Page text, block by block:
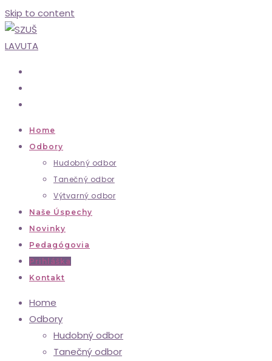
Skip to content
Home
Odbory
Hudobný odbor
Tanečný odbor
Výtvarný odbor
Naše Úspechy
Novinky
Pedagógovia
Prihláška
Kontakt
Home
Odbory
Hudobný odbor
Tanečný odbor